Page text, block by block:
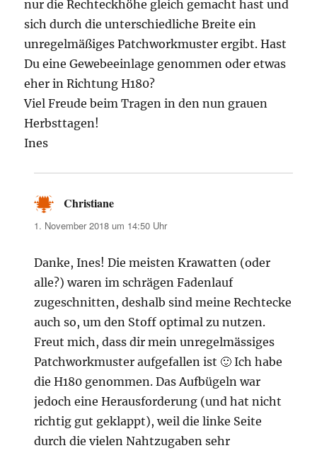
nur die Rechteckhöhe gleich gemacht hast und
sich durch die unterschiedliche Breite ein
unregelmäßiges Patchworkmuster ergibt. Hast
Du eine Gewebeeinlage genommen oder etwas
eher in Richtung H180?
Viel Freude beim Tragen in den nun grauen
Herbsttagen!
Ines
Christiane
1. November 2018 um 14:50 Uhr
Danke, Ines! Die meisten Krawatten (oder
alle?) waren im schrägen Fadenlauf
zugeschnitten, deshalb sind meine Rechtecke
auch so, um den Stoff optimal zu nutzen.
Freut mich, dass dir mein unregelmässiges
Patchworkmuster aufgefallen ist 🙂 Ich habe
die H180 genommen. Das Aufbügeln war
jedoch eine Herausforderung (und hat nicht
richtig gut geklappt), weil die linke Seite
durch die vielen Nahtzugaben sehr